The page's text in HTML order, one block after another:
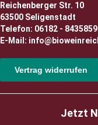
Reichenberger Str. 10
63500 Seligenstadt
Telefon: 06182 - 8435859
E-Mail:
Vertrag widerrufen
Jetzt